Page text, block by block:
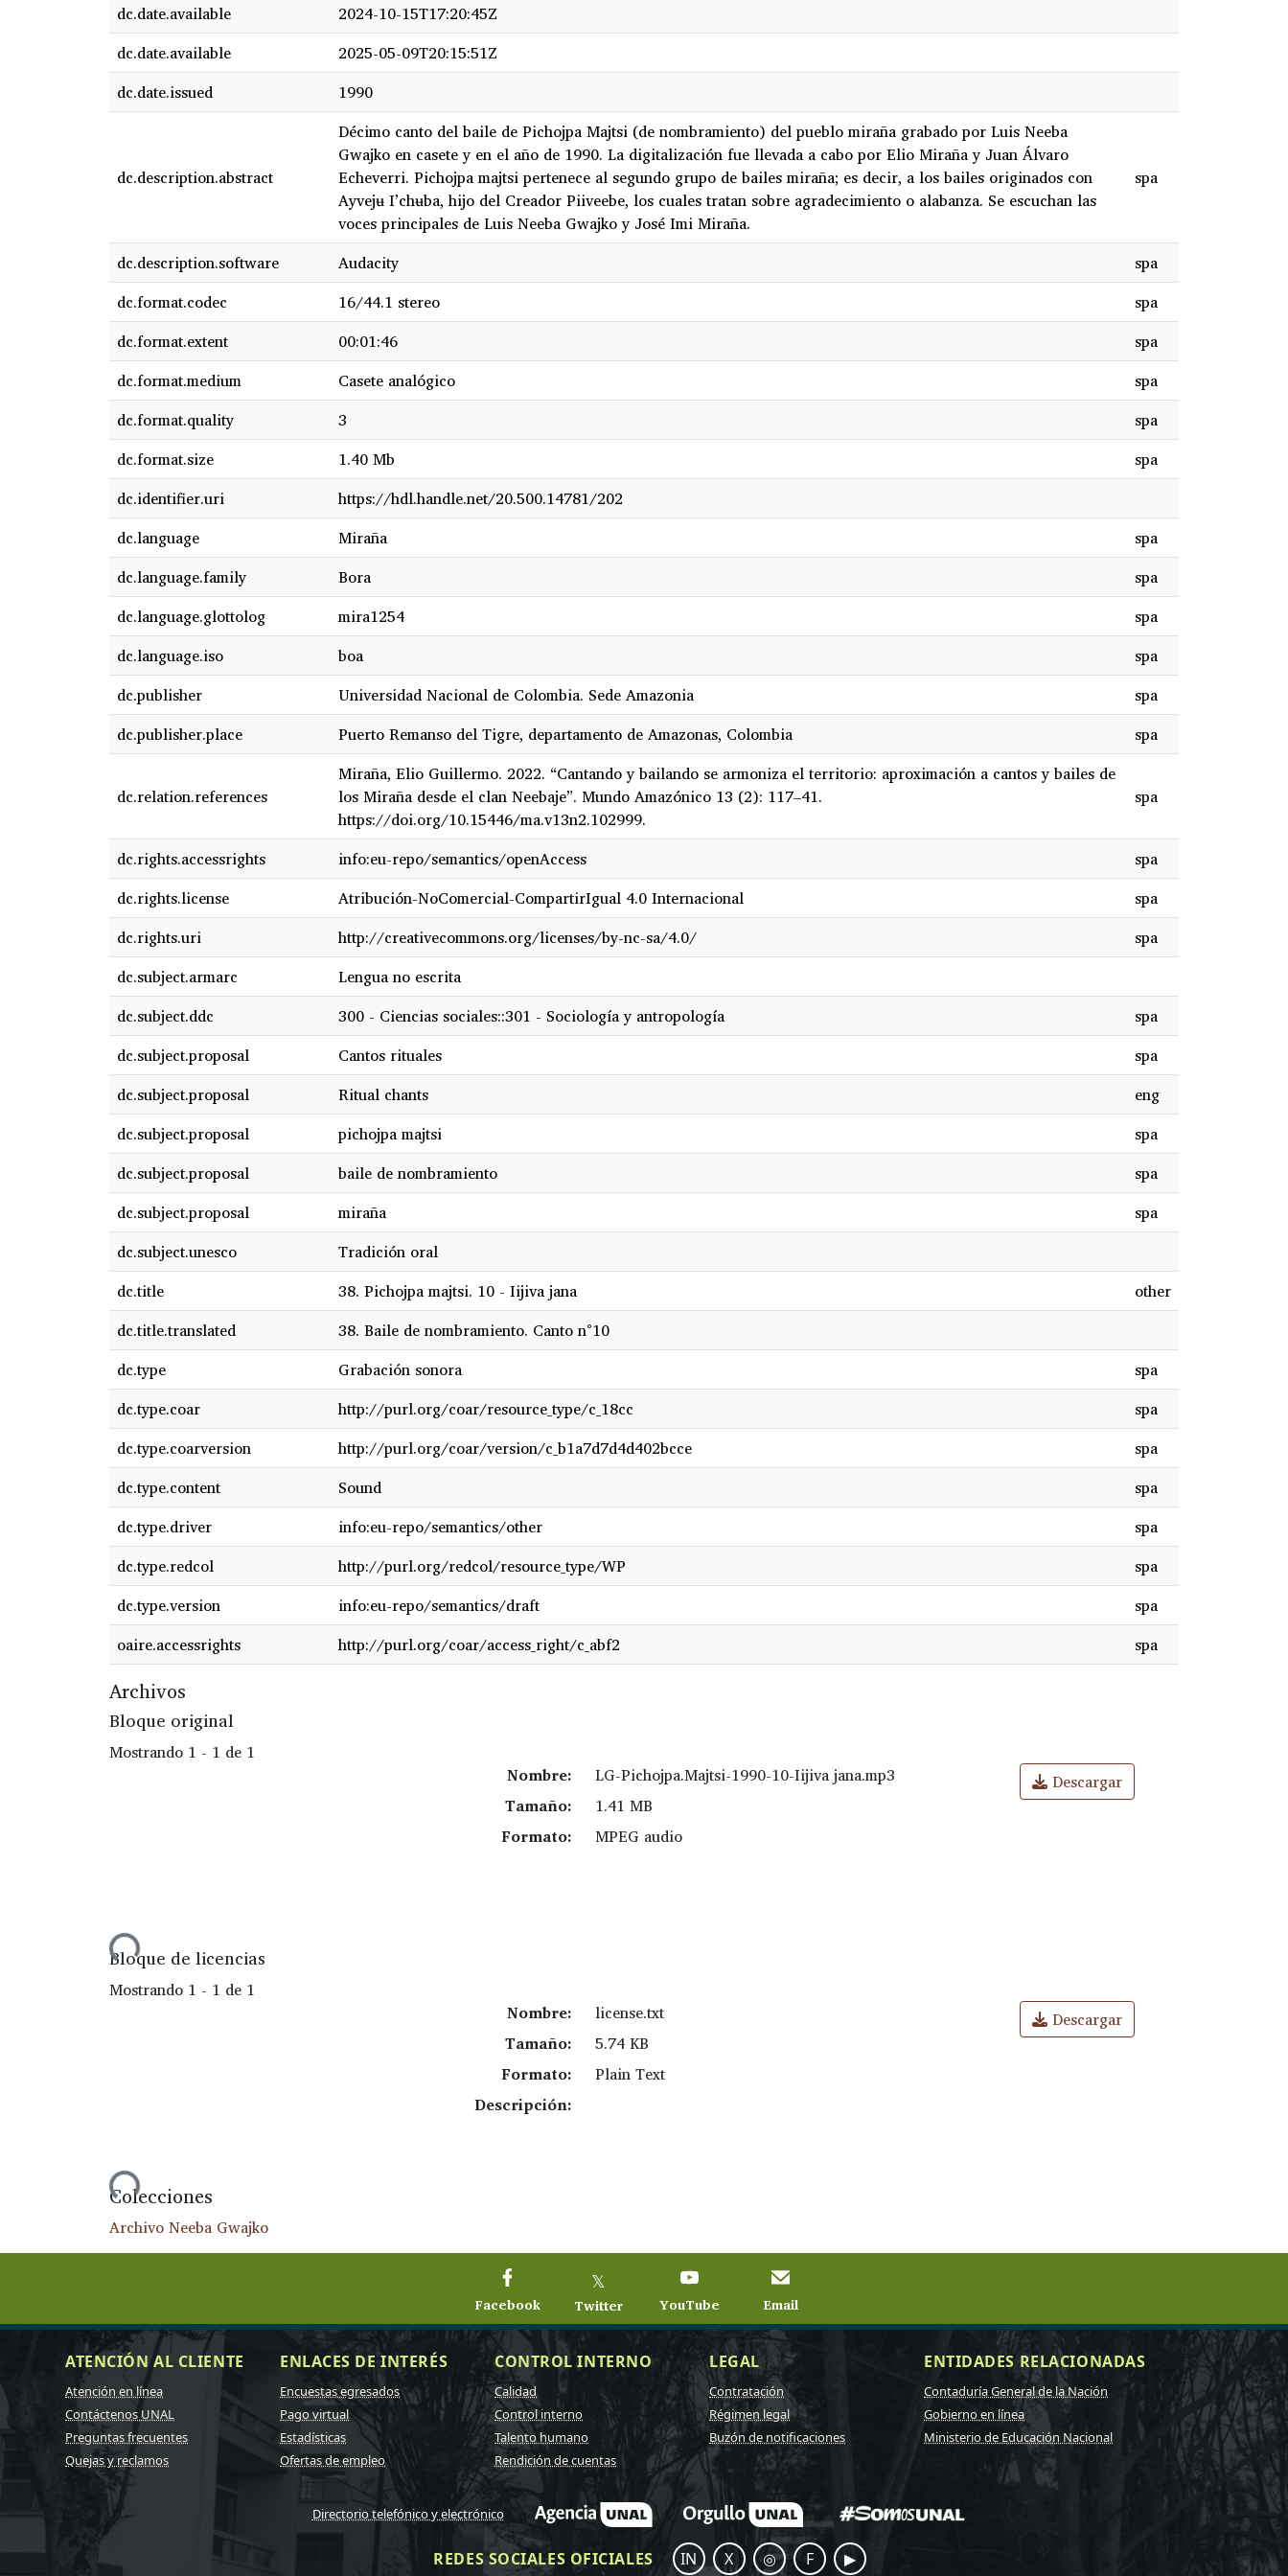
dc.date.available
2024-10-15T17:20:45Z
dc.date.available
2025-05-09T20:15:51Z
dc.date.issued
1990
dc.description.abstract
Décimo canto del baile de Pichojpa Majtsi (de nombramiento) del pueblo miraña grabado por Luis Neeba
Gwajko en casete y en el año de 1990. La digitalización fue llevada a cabo por Elio Miraña y Juan Álvaro
Echeverri. Pichojpa majtsi pertenece al segundo grupo de bailes miraña; es decir, a los bailes originados con
Ayvejʉ I’chʉba, hijo del Creador Piiveebe, los cuales tratan sobre agradecimiento o alabanza. Se escuchan las
voces principales de Luis Neeba Gwajko y José Imi Miraña.
spa
dc.description.software Audacity
spa
dc.format.codec
16/44.1 stereo
spa
dc.format.extent
00:01:46
spa
dc.format.medium
Casete analógico
spa
dc.format.quality
3
spa
dc.format.size
1.40 Mb
spa
dc.identifier.uri
https://hdl.handle.net/20.500.14781/202
dc.language
Miraña
spa
dc.language.family
Bora
spa
dc.language.glottolog
mira1254
spa
dc.language.iso
boa
spa
dc.publisher
Universidad Nacional de Colombia. Sede Amazonia
spa
dc.publisher.place
Puerto Remanso del Tigre, departamento de Amazonas, Colombia spa
dc.relation.references
Miraña, Elio Guillermo. 2022. “Cantando y bailando se armoniza el territorio: aproximación a cantos y bailes de
los Miraña desde el clan Neebaje”. Mundo Amazónico 13 (2): 117–41.
https://doi.org/10.15446/ma.v13n2.102999.
spa
dc.rights.accessrights info:eu-repo/semantics/openAccess
spa
dc.rights.license
Atribución-NoComercial-CompartirIgual 4.0 Internacional
spa
dc.rights.uri
http://creativecommons.org/licenses/by-nc-sa/4.0/
spa
dc.subject.armarc
Lengua no escrita
dc.subject.ddc
300 - Ciencias sociales::301 - Sociología y antropología
spa
dc.subject.proposal
Cantos rituales
spa
dc.subject.proposal
Ritual chants
eng
dc.subject.proposal
pichojpa majtsi
spa
dc.subject.proposal
baile de nombramiento
spa
dc.subject.proposal
miraña
spa
dc.subject.unesco
Tradición oral
dc.title
38. Pichojpa majtsi. 10 - Iijiva jana
other
dc.title.translated
38. Baile de nombramiento. Canto n°10
dc.type
Grabación sonora
spa
dc.type.coar
http://purl.org/coar/resource_type/c_18cc
spa
dc.type.coarversion
http://purl.org/coar/version/c_b1a7d7d4d402bcce
spa
dc.type.content
Sound
spa
dc.type.driver
info:eu-repo/semantics/other
spa
dc.type.redcol
http://purl.org/redcol/resource_type/WP
spa
dc.type.version
info:eu-repo/semantics/draft
spa
oaire.accessrights
http://purl.org/coar/access_right/c_abf2 spa
Archivos
Bloque original
Mostrando 1 - 1 de 1
Cargando...
Nombre:
LG-Pichojpa.Majtsi-1990-10-Iijiva jana.mp3
Tamaño:
1.41 MB
Formato:
MPEG audio
Descargar
Bloque de licencias
Mostrando 1 - 1 de 1
Cargando...
Nombre:
license.txt
Tamaño:
5.74 KB
Formato:
Plain Text
Descripción:
Descargar
Colecciones
Archivo Neeba Gwajko
Facebook
𝕏
Twitter YouTube Email
ATENCIÓN AL CLIENTE
Atención en línea
Contáctenos UNAL
Preguntas frecuentes
Quejas y reclamos
ENLACES DE INTERÉS
Encuestas egresados
Pago virtual
Estadísticas
Ofertas de empleo
CONTROL INTERNO
Calidad
Control interno
Talento humano
Rendición de cuentas
LEGAL
Contratación
Régimen legal
Buzón de notificaciones
ENTIDADES RELACIONADAS
Contaduría General de la Nación
Gobierno en línea
Ministerio de Educación Nacional
Directorio telefónico y electrónico
REDES SOCIALES OFICIALES IN X ◎ F ▶